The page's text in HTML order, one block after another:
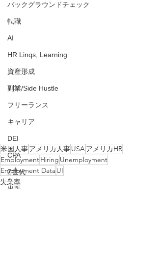
バックグラウンドチェック
転職
AI
HR Linqs, Learning
資産形成
副業/Side Hustle
フリーランス
キャリア
DEI
CPA
Z世代
出張
米国人事アメリカ人事USAアメリカHR
EmploymentHiring Unemployment
Employment DataUI
失業率